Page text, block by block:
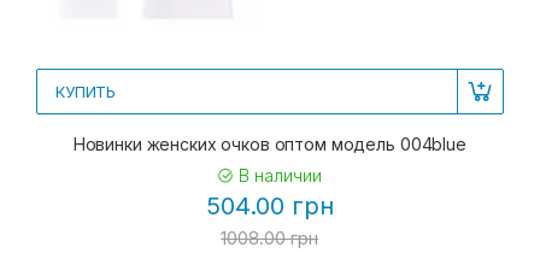
КУПИТЬ
Новинки женских очков оптом модель 004blue
В наличии
504.00 грн
1008.00 грн